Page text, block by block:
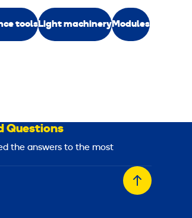
toolsLight machineryModules
Questions
the answers to the most
Back